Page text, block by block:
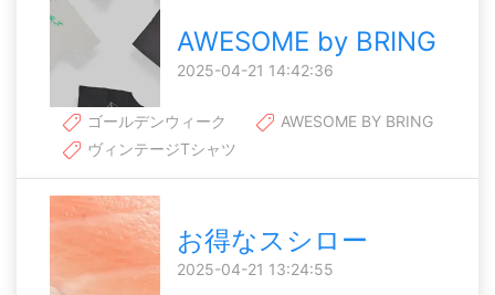
AWESOME by BRING
2025-04-21 14:42:36
ゴールデンウィーク
AWESOME BY BRING
ヴィンテージTシャツ
お得なスシロー
2025-04-21 13:24:55